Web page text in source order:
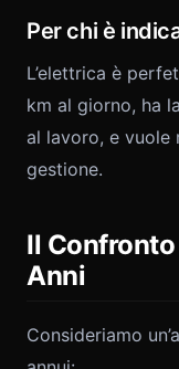
Per chi è
L’elettrica è
km al giorno, ha
al lavoro, e vuole
gestione.
Il
Anni
Consideriamo